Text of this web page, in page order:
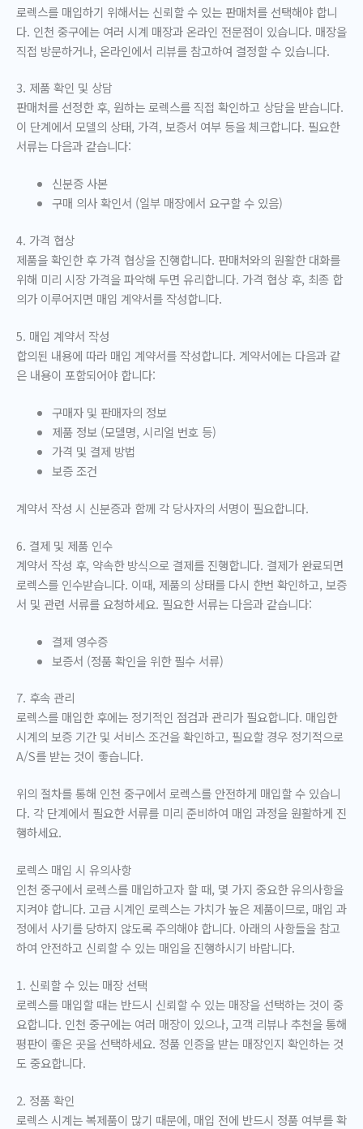
로렉스를 매입하기 위해서는 신뢰할 수 있는 판매처를 선택해야 합니
다. 인천 중구에는 여러 시계 매장과 온라인 전문점이 있습니다. 매장을
직접 방문하거나, 온라인에서 리뷰를 참고하여 결정할 수 있습니다.
3. 제품 확인 및 상담
판매처를 선정한 후, 원하는 로렉스를 직접 확인하고 상담을 받습니다.
이 단계에서 모델의 상태, 가격, 보증서 여부 등을 체크합니다. 필요한
서류는 다음과 같습니다:
신분증 사본
구매 의사 확인서 (일부 매장에서 요구할 수 있음)
4. 가격 협상
제품을 확인한 후 가격 협상을 진행합니다. 판매처와의 원활한 대화를
위해 미리 시장 가격을 파악해 두면 유리합니다. 가격 협상 후, 최종 합
의가 이루어지면 매입 계약서를 작성합니다.
5. 매입 계약서 작성
합의된 내용에 따라 매입 계약서를 작성합니다. 계약서에는 다음과 같
은 내용이 포함되어야 합니다:
구매자 및 판매자의 정보
제품 정보 (모델명, 시리얼 번호 등)
가격 및 결제 방법
보증 조건
계약서 작성 시 신분증과 함께 각 당사자의 서명이 필요합니다.
6. 결제 및 제품 인수
계약서 작성 후, 약속한 방식으로 결제를 진행합니다. 결제가 완료되면
로렉스를 인수받습니다. 이때, 제품의 상태를 다시 한번 확인하고, 보증
서 및 관련 서류를 요청하세요. 필요한 서류는 다음과 같습니다:
결제 영수증
보증서 (정품 확인을 위한 필수 서류)
7. 후속 관리
로렉스를 매입한 후에는 정기적인 점검과 관리가 필요합니다. 매입한
시계의 보증 기간 및 서비스 조건을 확인하고, 필요할 경우 정기적으로
A/S를 받는 것이 좋습니다.
위의 절차를 통해 인천 중구에서 로렉스를 안전하게 매입할 수 있습니
다. 각 단계에서 필요한 서류를 미리 준비하여 매입 과정을 원활하게 진
행하세요.
로렉스 매입 시 유의사항
인천 중구에서 로렉스를 매입하고자 할 때, 몇 가지 중요한 유의사항을
지켜야 합니다. 고급 시계인 로렉스는 가치가 높은 제품이므로, 매입 과
정에서 사기를 당하지 않도록 주의해야 합니다. 아래의 사항들을 참고
하여 안전하고 신뢰할 수 있는 매입을 진행하시기 바랍니다.
1. 신뢰할 수 있는 매장 선택
로렉스를 매입할 때는 반드시 신뢰할 수 있는 매장을 선택하는 것이 중
요합니다. 인천 중구에는 여러 매장이 있으나, 고객 리뷰나 추천을 통해
평판이 좋은 곳을 선택하세요. 정품 인증을 받는 매장인지 확인하는 것
도 중요합니다.
2. 정품 확인
로렉스 시계는 복제품이 많기 때문에, 매입 전에 반드시 정품 여부를 확